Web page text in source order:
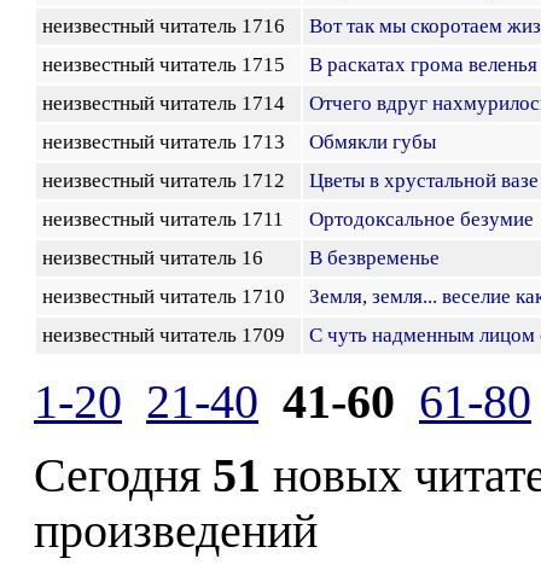
неизвестный читатель 1716
Вот так мы скоротаем
неизвестный читатель 1715
В раскатах грома
неизвестный читатель 1714
Отчего вдруг
неизвестный читатель 1713
Обмякли губы
неизвестный читатель 1712
Цветы в хрустальной
неизвестный читатель 1711
Ортодоксальное безумие
неизвестный читатель 16
В безвременье
неизвестный читатель 1710
Земля, земля... веселие
неизвестный читатель 1709
С чуть надменным лицом
1-20 21-40 41-60 61-80
Сегодня 51 новых
произведений